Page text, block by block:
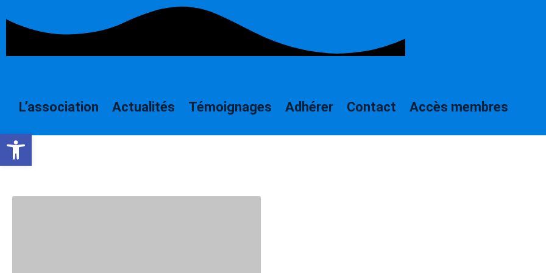
au
L’association Actualités Témoignages Adhérer Contact Accès membres
Ouvrir la barre d’outils